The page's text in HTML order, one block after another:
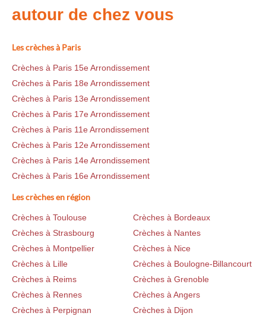
autour de chez vous
Les crèches à Paris
Crèches à Paris 15e Arrondissement
Crèches à Paris 18e Arrondissement
Crèches à Paris 13e Arrondissement
Crèches à Paris 17e Arrondissement
Crèches à Paris 11e Arrondissement
Crèches à Paris 12e Arrondissement
Crèches à Paris 14e Arrondissement
Crèches à Paris 16e Arrondissement
Les crèches en région
Crèches à Toulouse
Crèches à Bordeaux
Crèches à Strasbourg
Crèches à Nantes
Crèches à Montpellier
Crèches à Nice
Crèches à Lille
Crèches à Boulogne-Billancourt
Crèches à Reims
Crèches à Grenoble
Crèches à Rennes
Crèches à Angers
Crèches à Perpignan
Crèches à Dijon